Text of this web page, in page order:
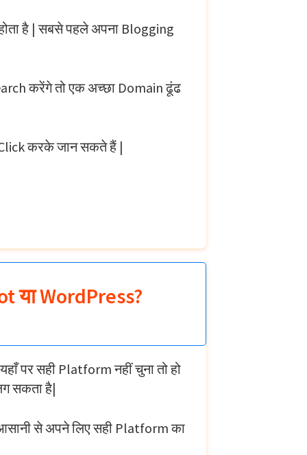
है | सबसे पहले अपना Blogging
करेंगे तो एक अच्छा Domain ढूंढ
Click करके जान सकते हैं |
या WordPress?
पर सही Platform नहीं चुना तो हो
सकता है|
से अपने लिए सही Platform का